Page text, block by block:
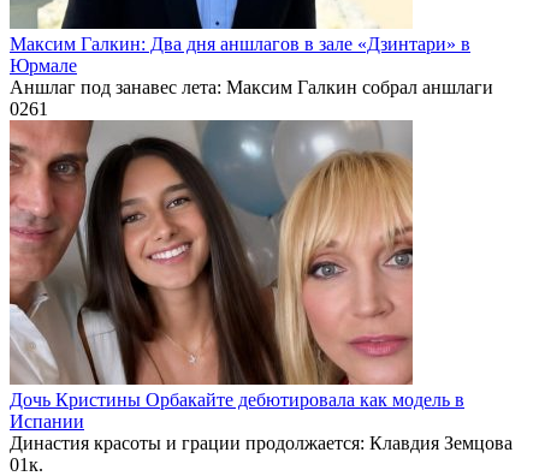
Максим Галкин: Два дня аншлагов в зале «Дзинтари» в
Юрмале
Аншлаг под занавес лета: Максим Галкин собрал аншлаги
0261
Дочь Кристины Орбакайте дебютировала как модель в
Испании
Династия красоты и грации продолжается: Клавдия Земцова
01к.